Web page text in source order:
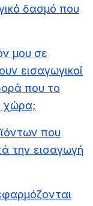
δασμό που
μου σε
εισαγωγικοί
που το
χώρα;
που
την εισαγωγή